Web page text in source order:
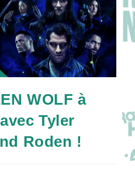
WOLF à
Tyler
Roden !